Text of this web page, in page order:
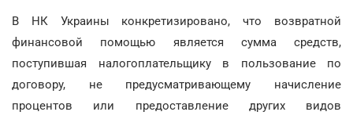
В НК Украины конкретизировано, что возвратной
финансовой помощью является сумма средств,
поступившая налогоплательщику в пользование по
договору, не предусматривающему начисление
процентов или предоставление других видов